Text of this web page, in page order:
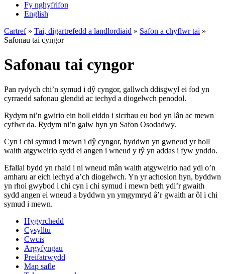
Fy nghyfrifon
English
Cartref» Tai, digartrefedd a landlordiaid » Safon a chyflwr tai »
Safonau tai cyngor
Safonau tai cyngor
Pan rydych chi’n symud i dŷ cyngor, gallwch ddisgwyl ei fod yn
cyrraedd safonau glendid ac iechyd a diogelwch penodol.
Rydym ni’n gwirio ein holl eiddo i sicrhau eu bod yn lân ac mewn
cyflwr da. Rydym ni’n galw hyn yn Safon Osodadwy.
Cyn i chi symud i mewn i dŷ cyngor, byddwn yn gwneud yr holl
waith atgyweirio sydd ei angen i wneud y tŷ yn addas i fyw ynddo.
Efallai bydd yn rhaid i ni wneud mân waith atgyweirio nad ydi o’n
amharu ar eich iechyd a’ch diogelwch. Yn yr achosion hyn, byddwn
yn rhoi gwybod i chi cyn i chi symud i mewn beth ydi’r gwaith
sydd angen ei wneud a byddwn yn ymgymryd â’r gwaith ar ôl i chi
symud i mewn.
Hygyrchedd
Cysylltu
Cwcis
Argyfyngau
Preifatrwydd
Map safle